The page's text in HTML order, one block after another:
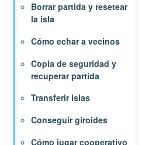
Borrar partida y resetear
la isla
Cómo echar a vecinos
Copia de seguridad y
recuperar partida
Transferir islas
Conseguir giroides
Cómo jugar cooperativo